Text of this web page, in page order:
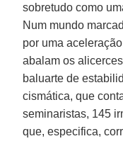
sobretudo como
Num mundo
por uma
abalam os
baluarte de
cismática, que
seminaristas, 145
que, especifica,